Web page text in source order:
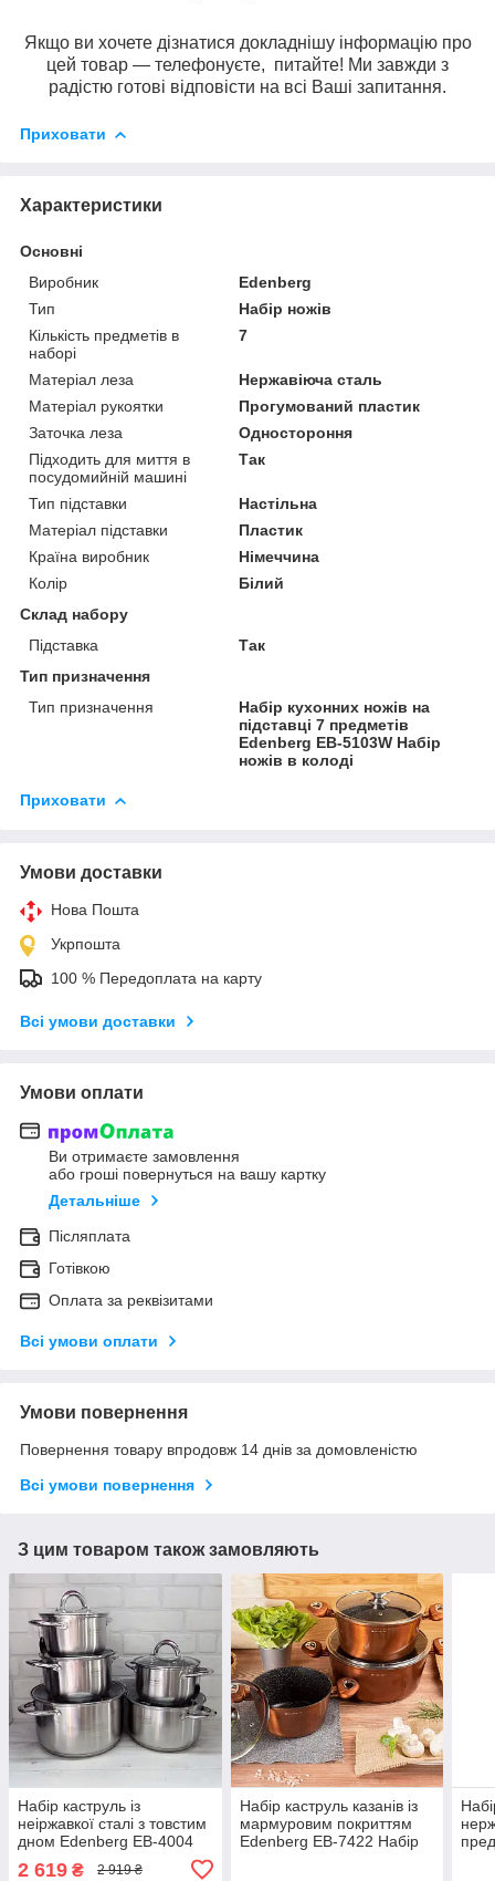
Якщо ви хочете дізнатися докладнішу інформацію про
цей товар — телефонуєте, питайте! Ми завжди з
радістю готові відповісти на всі Ваші запитання.
Приховати
Характеристики
Основні
Виробник
Edenberg
Тип
Набір ножів
Кількість предметів в
наборі
7
Матеріал леза
Нержавіюча сталь
Матеріал рукоятки
Прогумований пластик
Заточка леза
Одностороння
Підходить для миття в
посудомийній машині
Так
Тип підставки
Настільна
Матеріал підставки
Пластик
Країна виробник
Німеччина
Колір
Білий
Склад набору
Підставка
Так
Тип призначення
Тип призначення
Набір кухонних ножів на
підставці 7 предметів
Edenberg EB-5103W Набір
ножів в колоді
Приховати
Умови доставки
Нова Пошта
Укрпошта
100 % Передоплата на карту
Всі умови доставки
Умови оплати
Ви отримаєте замовлення
або гроші повернуться на вашу картку
Детальніше
Післяплата
Готівкою
Оплата за реквізитами
Всі умови оплати
Умови повернення
Повернення товару впродовж 14 днів за домовленістю
Всі умови повернення
З цим товаром також замовляють
Набір каструль із
неіржавкої сталі з товстим
дном Edenberg EB-4004
Набір кухонного посуду 10
предметів
2 619 ₴ 2 919 ₴
Набір каструль казанів із
мармуровим покриттям
Edenberg EB-7422 Набір